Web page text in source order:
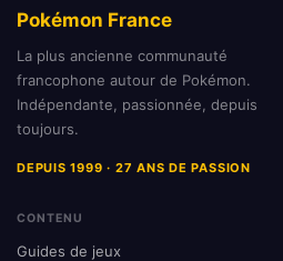
Pokémon France
La plus ancienne communauté
francophone autour de Pokémon.
Indépendante, passionnée, depuis
toujours.
DEPUIS 1999 · 27 ANS DE PASSION
CONTENU
Guides de jeux